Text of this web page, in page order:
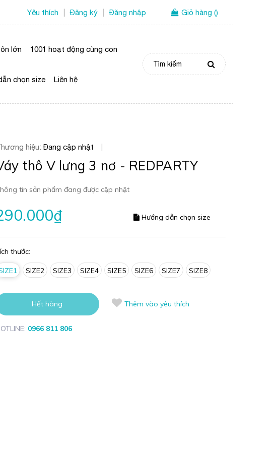
Yêu thích Đăng ký Đăng nhập Giỏ hàng ()
lớn 1001 hoạt động cùng con
chọn size Liên hệ
hiệu:Đang cập nhật
thô V lưng 3 nơ - REDPARTY
tin sản phẩm đang được cập nhật
Hướng dẫn chọn size
thước:
SIZE2 SIZE3 SIZE4 SIZE5 SIZE6 SIZE7 SIZE8
Hết hàng Thêm vào yêu thích
0966 811 806